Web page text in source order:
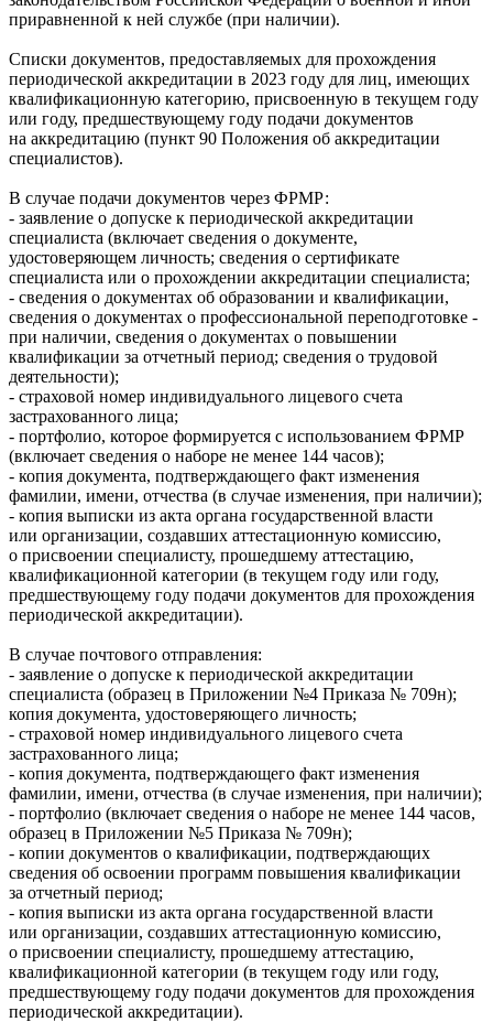
приравненной к ней службе (при наличии).
Списки документов, предоставляемых для прохождения
периодической аккредитации в 2023 году для лиц, имеющих
квалификационную категорию, присвоенную в текущем году
или году, предшествующему году подачи документов
на аккредитацию (пункт 90 Положения об аккредитации
специалистов).
В случае подачи документов через ФРМР:
- заявление о допуске к периодической аккредитации
специалиста (включает сведения о документе,
удостоверяющем личность; сведения о сертификате
специалиста или о прохождении аккредитации специалиста;
- сведения о документах об образовании и квалификации,
сведения о документах о профессиональной переподготовке -
при наличии, сведения о документах о повышении
квалификации за отчетный период; сведения о трудовой
деятельности);
- страховой номер индивидуального лицевого счета
застрахованного лица;
- портфолио, которое формируется с использованием ФРМР
(включает сведения о наборе не менее 144 часов);
- копия документа, подтверждающего факт изменения
фамилии, имени, отчества (в случае изменения, при наличии);
- копия выписки из акта органа государственной власти
или организации, создавших аттестационную комиссию,
о присвоении специалисту, прошедшему аттестацию,
квалификационной категории (в текущем году или году,
предшествующему году подачи документов для прохождения
периодической аккредитации).
В случае почтового отправления:
- заявление о допуске к периодической аккредитации
специалиста (образец в Приложении №4 Приказа № 709н);
копия документа, удостоверяющего личность;
- страховой номер индивидуального лицевого счета
застрахованного лица;
- копия документа, подтверждающего факт изменения
фамилии, имени, отчества (в случае изменения, при наличии);
- портфолио (включает сведения о наборе не менее 144 часов,
образец в Приложении №5 Приказа № 709н);
- копии документов о квалификации, подтверждающих
сведения об освоении программ повышения квалификации
за отчетный период;
- копия выписки из акта органа государственной власти
или организации, создавших аттестационную комиссию,
о присвоении специалисту, прошедшему аттестацию,
квалификационной категории (в текущем году или году,
предшествующему году подачи документов для прохождения
периодической аккредитации).